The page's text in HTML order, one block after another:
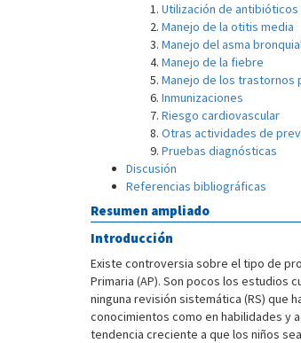
Utilización de
Manejo de la otitis media
Manejo del asma
Manejo de la fiebre
Manejo de los trastornos
Inmunizaciones
Riesgo cardiovascular
Otras actividades de
Pruebas diagnósticas
Discusión
Referencias bibliográficas
Resumen ampliado
Introducción
Existe controversia sobre el tipo de
Primaria (AP). Son pocos los estudios
ninguna revisión sistemática (RS) que
conocimientos como en habilidades y
tendencia creciente a que los niños